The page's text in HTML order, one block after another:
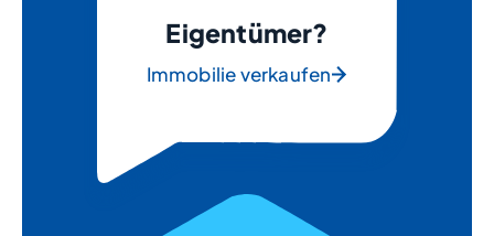
Eigentümer?
Immobilie verkaufen